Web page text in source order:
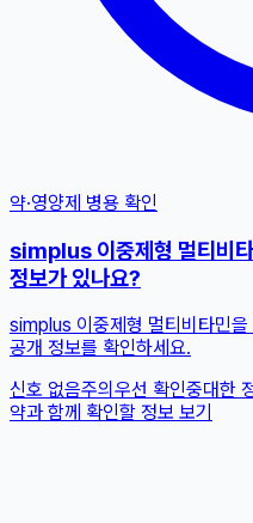
약·영양제 병용 확인
simplus 이중제형 멀티비
정보가 있나요?
simplus 이중제형 멀티비타민을
공개 정보를 확인하세요.
신호 없음주의 우선 확인중대한
약과 함께 확인할 정보 보기